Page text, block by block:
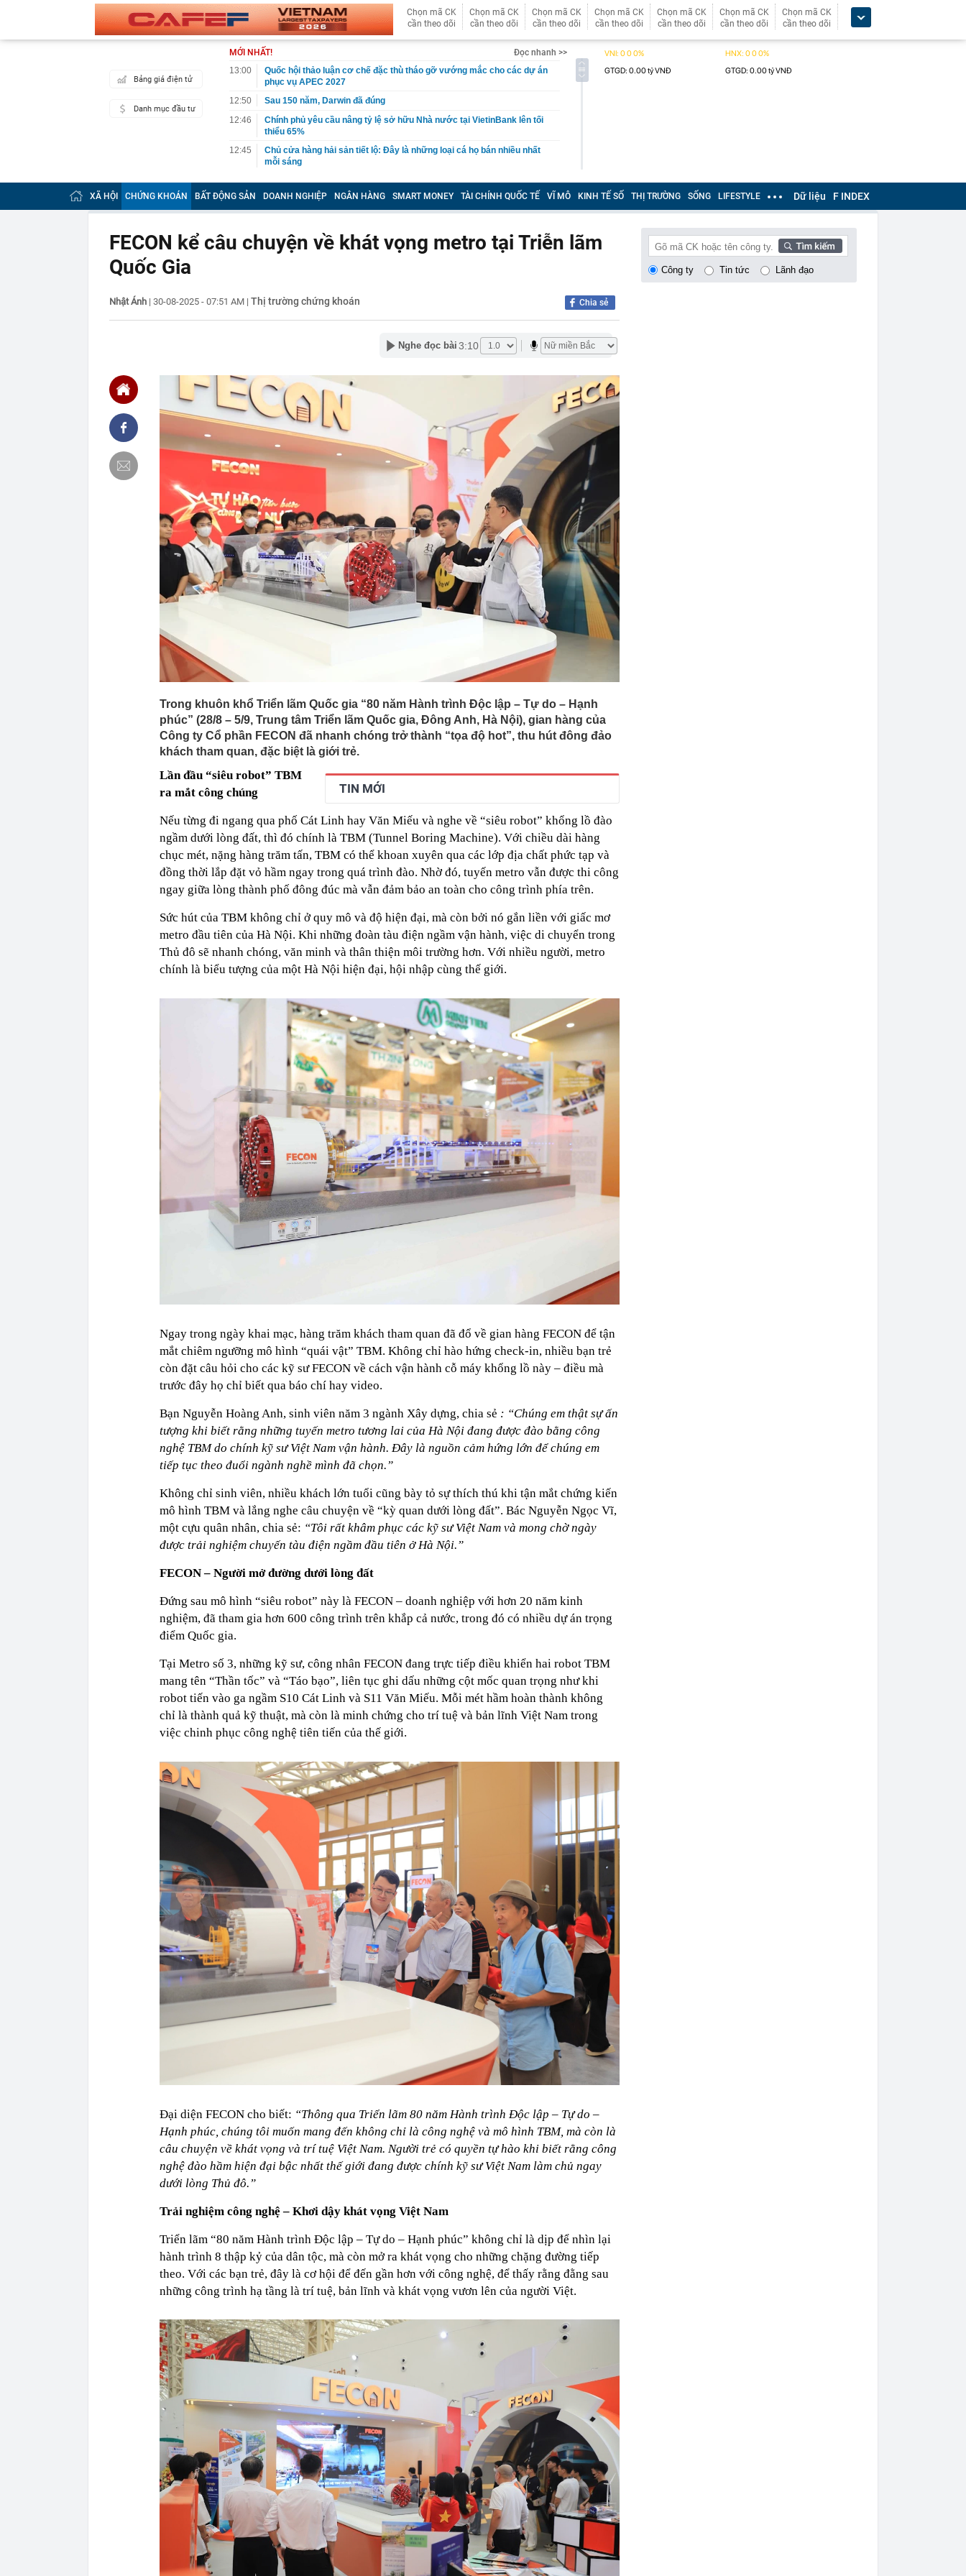
Chọn mã CK
cần theo dõi
Chọn mã CK
cần theo dõi
Chọn mã CK
cần theo dõi
Chọn mã CK
cần theo dõi
Chọn mã CK
cần theo dõi
Chọn mã CK
cần theo dõi
Chọn mã CK
cần theo dõi
Bảng giá điện tử
Danh mục đầu tư
MỚI NHẤT!
Đọc nhanh >>
13:00
Quốc hội thảo luận cơ chế đặc thù tháo gỡ vướng mắc cho các dự án
phục vụ APEC 2027
12:50
Sau 150 năm, Darwin đã đúng
12:46
Chính phủ yêu cầu nâng tỷ lệ sở hữu Nhà nước tại VietinBank lên tối
thiểu 65%
12:45
Chủ cửa hàng hải sản tiết lộ: Đây là những loại cá họ bán nhiều nhất
mỗi sáng
12:35
140 cán bộ, chiến sĩ đồng loạt kiểm tra tại 5 block chung cư vào đúng 4
giờ sáng
12:30
TPHCM hướng đến công khai quy hoạch, tiến độ giải quyết hồ sơ đất
12:30
Mẫu đồng hồ giá hơn 200 triệu đồng được dàn sao bom tấn The
Odyssey và đạo diễn Christopher Nolan cùng yêu thích
là đơn vị hành chính cấp tỉnh loại I
12:16
Việt Nam có 1 nơi được tạp chí Mỹ đánh giá đẹp hơn cả Maldives và
BĐS "khủng" nhất thị trường đang triển khai đến đâu?
12:15
Vì sao người Nhật Bản thích đi nhà tắm công cộng?
12:14
Doanh nghiệp “nhà” Sun Group làm 2 khu đô thị 36.000 tỷ đồng tại tỉnh
rộng nhất Việt Nam
12:13
Hà Nội đồng bộ triển khai Vùng phát thải thấp trong Vành đai 1
12:12
Người phụ nữ 50 tuổi bị loãng xương, "thủ phạm" có liên quan đến một
món ăn sáng nhiều người rất chuộng vì nhanh và tiện lợi
12:03
Ô tô đỗ qua đêm ở khu đô thị bị trộm mất 2 bánh
12:01
Chốt ngày công bố giá Jaecoo J5 tại Việt Nam
12:00
Nợ có khả năng mất vốn tại các ngân hàng vượt 200.000 tỷ: Nhà băng
nào nhiều nhất?
11:59
Áp thấp nhiệt đới hình thành ngay trên Vịnh Bắc Bộ
11:58
Diện mạo mới của bến xe khách gần 120 tỷ đồng ở Hà Nội sau hơn
một năm thi công khiến nhiều người bất ngờ
XÃ HỘI CHỨNG KHOÁN BẤT ĐỘNG SẢN DOANH NGHIỆP NGÂN HÀNG SMART MONEY TÀI CHÍNH QUỐC TẾ VĨ MÔ KINH TẾ SỐ THỊ TRƯỜNG SỐNG LIFESTYLE Dữ liệu F INDEX
FECON kể câu chuyện về khát vọng metro tại Triễn lãm
Quốc Gia
Nhật Ánh | 30-08-2025 - 07:51 AM | Thị trường chứng khoán Chia sẻ
Nghe đọc bài 3:10
Trong khuôn khổ Triển lãm Quốc gia “80 năm Hành trình Độc lập – Tự do – Hạnh
phúc” (28/8 – 5/9, Trung tâm Triển lãm Quốc gia, Đông Anh, Hà Nội), gian hàng của
Công ty Cổ phần FECON đã nhanh chóng trở thành “tọa độ hot”, thu hút đông đảo
khách tham quan, đặc biệt là giới trẻ.
TIN MỚI
Lần đầu “siêu robot” TBM
ra mắt công chúng
Nếu từng đi ngang qua phố Cát Linh hay Văn Miếu và nghe về “siêu robot” khổng lồ đào
ngầm dưới lòng đất, thì đó chính là TBM (Tunnel Boring Machine). Với chiều dài hàng
chục mét, nặng hàng trăm tấn, TBM có thể khoan xuyên qua các lớp địa chất phức tạp và
đồng thời lắp đặt vỏ hầm ngay trong quá trình đào. Nhờ đó, tuyến metro vẫn được thi công
ngay giữa lòng thành phố đông đúc mà vẫn đảm bảo an toàn cho công trình phía trên.
Sức hút của TBM không chỉ ở quy mô và độ hiện đại, mà còn bởi nó gắn liền với giấc mơ
metro đầu tiên của Hà Nội. Khi những đoàn tàu điện ngầm vận hành, việc di chuyển trong
Thủ đô sẽ nhanh chóng, văn minh và thân thiện môi trường hơn. Với nhiều người, metro
chính là biểu tượng của một Hà Nội hiện đại, hội nhập cùng thế giới.
Ngay trong ngày khai mạc, hàng trăm khách tham quan đã đổ về gian hàng FECON để tận
mắt chiêm ngưỡng mô hình “quái vật” TBM. Không chỉ hào hứng check-in, nhiều bạn trẻ
còn đặt câu hỏi cho các kỹ sư FECON về cách vận hành cỗ máy khổng lồ này – điều mà
trước đây họ chỉ biết qua báo chí hay video.
Bạn Nguyễn Hoàng Anh, sinh viên năm 3 ngành Xây dựng, chia sẻ : “Chúng em thật sự ấn
tượng khi biết rằng những tuyến metro tương lai của Hà Nội đang được đào bằng công
nghệ TBM do chính kỹ sư Việt Nam vận hành. Đây là nguồn cảm hứng lớn để chúng em
tiếp tục theo đuổi ngành nghề mình đã chọn.”
Không chỉ sinh viên, nhiều khách lớn tuổi cũng bày tỏ sự thích thú khi tận mắt chứng kiến
mô hình TBM và lắng nghe câu chuyện về “kỳ quan dưới lòng đất”. Bác Nguyễn Ngọc Vĩ,
một cựu quân nhân, chia sẻ: “Tôi rất khâm phục các kỹ sư Việt Nam và mong chờ ngày
được trải nghiệm chuyến tàu điện ngầm đầu tiên ở Hà Nội.”
FECON – Người mở đường dưới lòng đất
Đứng sau mô hình “siêu robot” này là FECON – doanh nghiệp với hơn 20 năm kinh
nghiệm, đã tham gia hơn 600 công trình trên khắp cả nước, trong đó có nhiều dự án trọng
điểm Quốc gia.
Tại Metro số 3, những kỹ sư, công nhân FECON đang trực tiếp điều khiển hai robot TBM
mang tên “Thần tốc” và “Táo bạo”, liên tục ghi dấu những cột mốc quan trọng như khi
robot tiến vào ga ngầm S10 Cát Linh và S11 Văn Miếu. Mỗi mét hầm hoàn thành không
chỉ là thành quả kỹ thuật, mà còn là minh chứng cho trí tuệ và bản lĩnh Việt Nam trong
việc chinh phục công nghệ tiên tiến của thế giới.
Đại diện FECON cho biết: “Thông qua Triển lãm 80 năm Hành trình Độc lập – Tự do –
Hạnh phúc, chúng tôi muốn mang đến không chỉ là công nghệ và mô hình TBM, mà còn là
câu chuyện về khát vọng và trí tuệ Việt Nam. Người trẻ có quyền tự hào khi biết rằng công
nghệ đào hầm hiện đại bậc nhất thế giới đang được chính kỹ sư Việt Nam làm chủ ngay
dưới lòng Thủ đô.”
Trải nghiệm công nghệ – Khơi dậy khát vọng Việt Nam
Triển lãm “80 năm Hành trình Độc lập – Tự do – Hạnh phúc” không chỉ là dịp để nhìn lại
hành trình 8 thập kỷ của dân tộc, mà còn mở ra khát vọng cho những chặng đường tiếp
theo. Với các bạn trẻ, đây là cơ hội để đến gần hơn với công nghệ, để thấy rằng đằng sau
những công trình hạ tầng là trí tuệ, bản lĩnh và khát vọng vươn lên của người Việt.
Công ty Tin tức Lãnh đạo